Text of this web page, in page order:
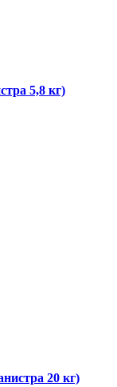
5,8 кг)
20 кг)